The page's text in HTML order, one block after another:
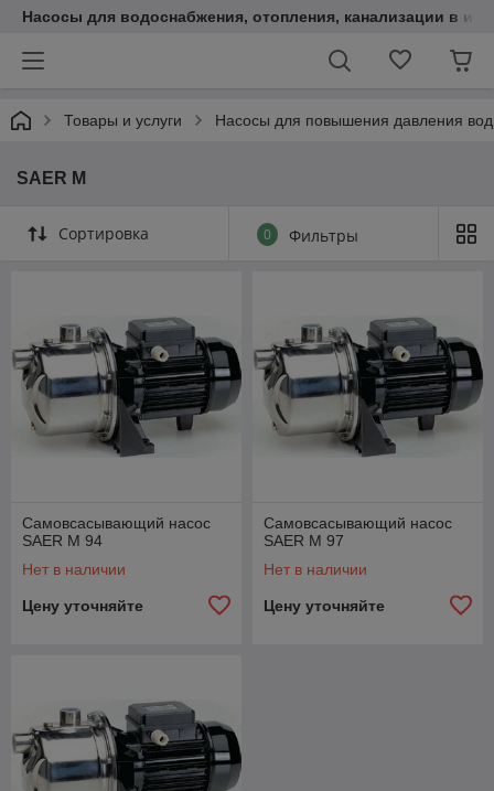
Насосы для водоснабжения, отопления, канализации в
Товары и услуги Насосы для повышения давления
SAER M
Сортировка 0 Фильтры
Самовсасывающий насос
SAER M 94
Нет в наличии
Цену уточняйте
Самовсасывающий насос
SAER M 97
Нет в наличии
Цену уточняйте